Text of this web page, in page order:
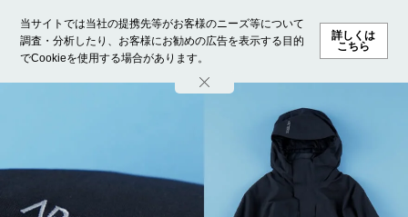
当サイトでは当社の提携先等がお客様のニーズ等について
調査・分析したり、お客様にお勧めの広告を表示する目的
でCookieを使用する場合があります。
詳しくは
こちら
ホーム モデル募集 ランキング ファッション ビューテ